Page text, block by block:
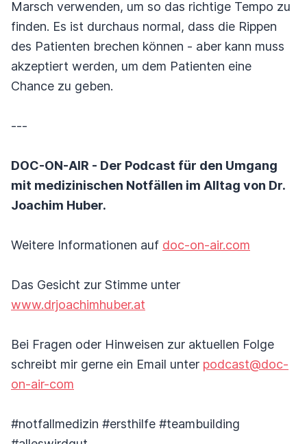
Marsch verwenden, um so das richtige Tempo zu
finden. Es ist durchaus normal, dass die Rippen
des Patienten brechen können - aber kann muss
akzeptiert werden, um dem Patienten eine
Chance zu geben.
---
DOC-ON-AIR - Der Podcast für den Umgang
mit medizinischen Notfällen im Alltag von Dr.
Joachim Huber.
Weitere Informationen auf doc-on-air.com
Das Gesicht zur Stimme unter
www.drjoachimhuber.at
Bei Fragen oder Hinweisen zur aktuellen Folge
schreibt mir gerne ein Email unter podcast@doc-
on-air-com
#notfallmedizin #ersthilfe #teambuilding